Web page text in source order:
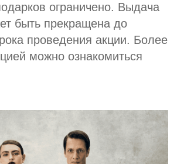
ограничено. Выдача
быть прекращена до
проведения акции. Более
можно ознакомиться